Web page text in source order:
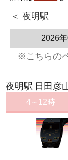
＜ 夜明駅
2026
※こちらの
夜明駅 日田彦
4～12時